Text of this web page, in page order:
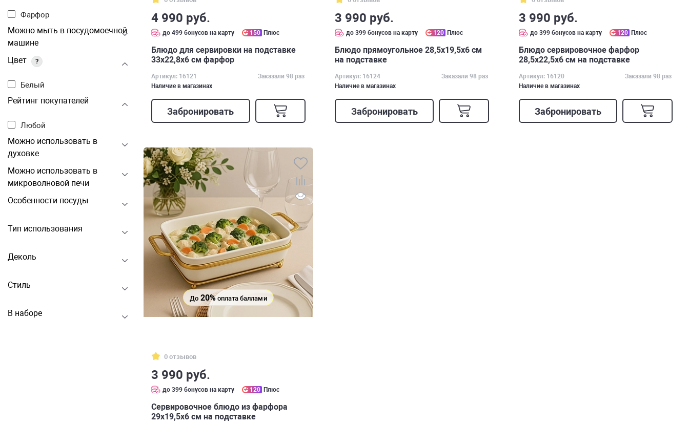
Фарфор
Можно мыть в посудомоечной
машине
Цвет
?
Белый
Рейтинг покупателей
Любой
Можно использовать в
духовке
Можно использовать в
микроволновой печи
Особенности посуды
Тип использования
Деколь
Стиль
В наборе
4 990 руб.
до 499 бонусов на карту 150 Плюс
Блюдо для сервировки на подставке
33х22,8х6 см фарфор
Артикул: 16121
Заказали 98 раз
Наличие в магазинах
Забронировать
3 990 руб.
до 399 бонусов на карту 120 Плюс
Блюдо прямоугольное 28,5х19,5х6 см
на подставке
Артикул: 16124
Заказали 98 раз
Наличие в магазинах
Забронировать
3 990 руб.
до 399 бонусов на карту 120 Плюс
Блюдо сервировочное фарфор
28,5х22,5х6 см на подставке
Артикул: 16120
Заказали 98 раз
Наличие в магазинах
Забронировать
До 20%оплата баллами
0 отзывов
3 990 руб.
до 399 бонусов на карту 120 Плюс
Cервировочное блюдо из фарфора
29х19,5х6 см на подставке